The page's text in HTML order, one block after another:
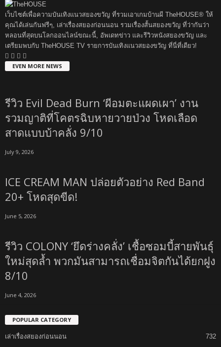
เว็บไซต์เพื่อความบันเทิงแนวสยองขวัญ ที่รวมเอาเกมบ้านผี TheHOUSE® ให้
คุณได้เล่นกันฟรีๆ, เล่าเรื่องสยองก่อนนอน รวมเรื่องสั้นสยองขวัญ ที่ว่ากันว่า
หลอนที่สุดบนโลกออนไลน์ขณะนี้, อัพเดทข่าว และรีวิวหนังสยองขวัญ และ
เตรียมพบกับ TheHOUSE TV รายการบันเทิงแนวสยองขวัญ ที่นี่ที่เดียว!
EVEN MORE NEWS
รีวิว Evil Dead Burn ‘ผีอมตะแผดเผา’ งาน
รวมญาติที่โคตรฉิบหายวายป่วง โหดเลือด
สาดแบบบ้าคลั่ง 9/10
July 9, 2026
ICE CREAM MAN ปล่อยตัวอย่าง Red Band
20+ โหดสุดขีด!
June 5, 2026
รีวิว COLONY ‘ยึดร่างคลั่ง’ เชื้อซอมบี้สายพันธุ์
ใหม่สุดล้ำ พวกมันสามารถเชื่อมจิตกันได้ยกฝูง
8/10
June 4, 2026
POPULAR CATEGORY
เล่าเรื่องสยองก่อนนอน 732